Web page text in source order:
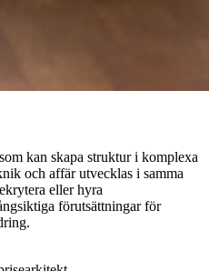
kan skapa struktur i komplexa
och affär utvecklas i samma
eller hyra
förutsättningar för